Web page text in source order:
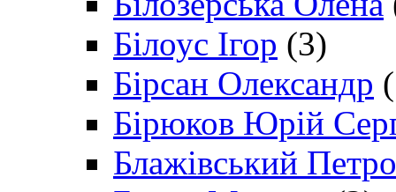
Білоус Ігор (3)
Бірсан Олександр
Бірюков Юрій
Блажівський Петро